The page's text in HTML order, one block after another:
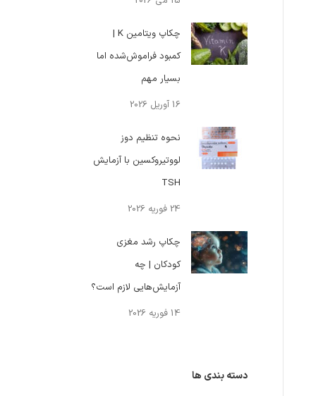
چکاپ ویتامین K |
کمبود فراموش‌شده اما
بسیار مهم
16 آوریل 2026
نحوه تنظیم دوز
لووتیروکسین با آزمایش
TSH
24 فوریه 2026
چکاپ رشد مغزی
کودکان | چه
آزمایش‌هایی لازم است؟
14 فوریه 2026
دسته بندی ها